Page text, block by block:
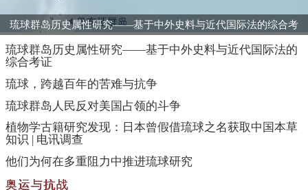
琉球群岛历史属性研究——基于中外史料与近代国际法的综合考
证
琉球群岛历史属性研究——基于中外史料与近代国际法的
综合考证
琉球，跨越百年的苦难与抗争
琉球群岛人民反对美国占领的斗争
植物学古籍研究发现：日本曾假借琉球之名获取中国本草
知识 | 电讯调查
他们为何在多重阻力中推进琉球研究
奥运与抗战